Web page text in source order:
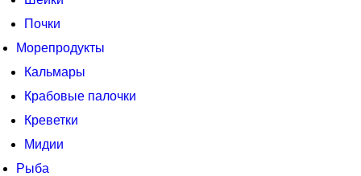
Почки
Морепродукты
Кальмары
Крабовые палочки
Креветки
Мидии
Рыба